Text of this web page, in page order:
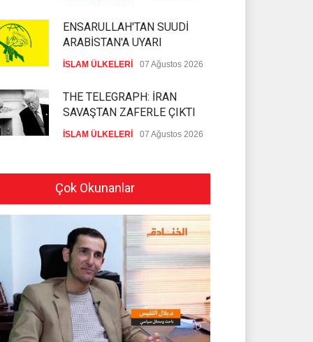
ENSARULLAH'TAN SUUDİ
ARABİSTAN'A UYARI
İSLAM ÜLKELERİ 07 Ağustos 2026
THE TELEGRAPH: İRAN
SAVAŞTAN ZAFERLE ÇIKTI
İSLAM ÜLKELERİ 07 Ağustos 2026
SİYONİST REJİM
PEZEŞKİYAN'DAN HALİL EL
HAYYE'YE TEBRİK TELEFONU
HAMAS 05 Ağustos 2026
İSLAMİ CİHAD: SİYONİST
DÜŞMAN TAAHHÜTLERİNE
UYMUYOR
İSLAMİ CİHAD 04 Ağustos 2026
Çok Okunanlar